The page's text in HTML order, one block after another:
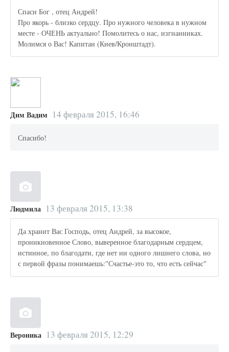
Спаси Бог , отец Андрей!
Про якорь - близко сердцу. Про нужного человека в нужном
месте - ОЧЕНЬ актуально! Помолитесь о нас, изгнанниках.
Молимся о Вас! Капитан (Киев/Кронштадт).
Дим Вадим 14 февраля 2015, 16:46
Спасибо!
Людмила 13 февраля 2015, 13:38
Да хранит Вас Господь, отец Андрей, за высокое,
проникновенное Слово, выверенное благодарным сердцем,
истинное, по благодати, где нет ни одного лишнего слова, но
с первой фразы понимаешь:"Счастье-это то, что есть сейчас"
Вероника 13 февраля 2015, 12:29